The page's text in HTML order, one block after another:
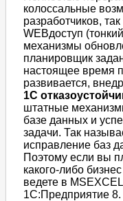
колоссальные
разработчиков,
WEBдоступ
механизмы
планировщик
настоящее время
развивается,
1С
штатные
базе данных и
задачи. Так
исправление баз
Поэтому если вы
какого-либо
ведете в
1С:Предприятие 8.